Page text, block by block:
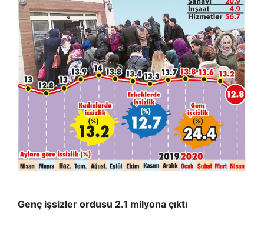
Genç işsizler ordusu 2.1 milyona çıktı